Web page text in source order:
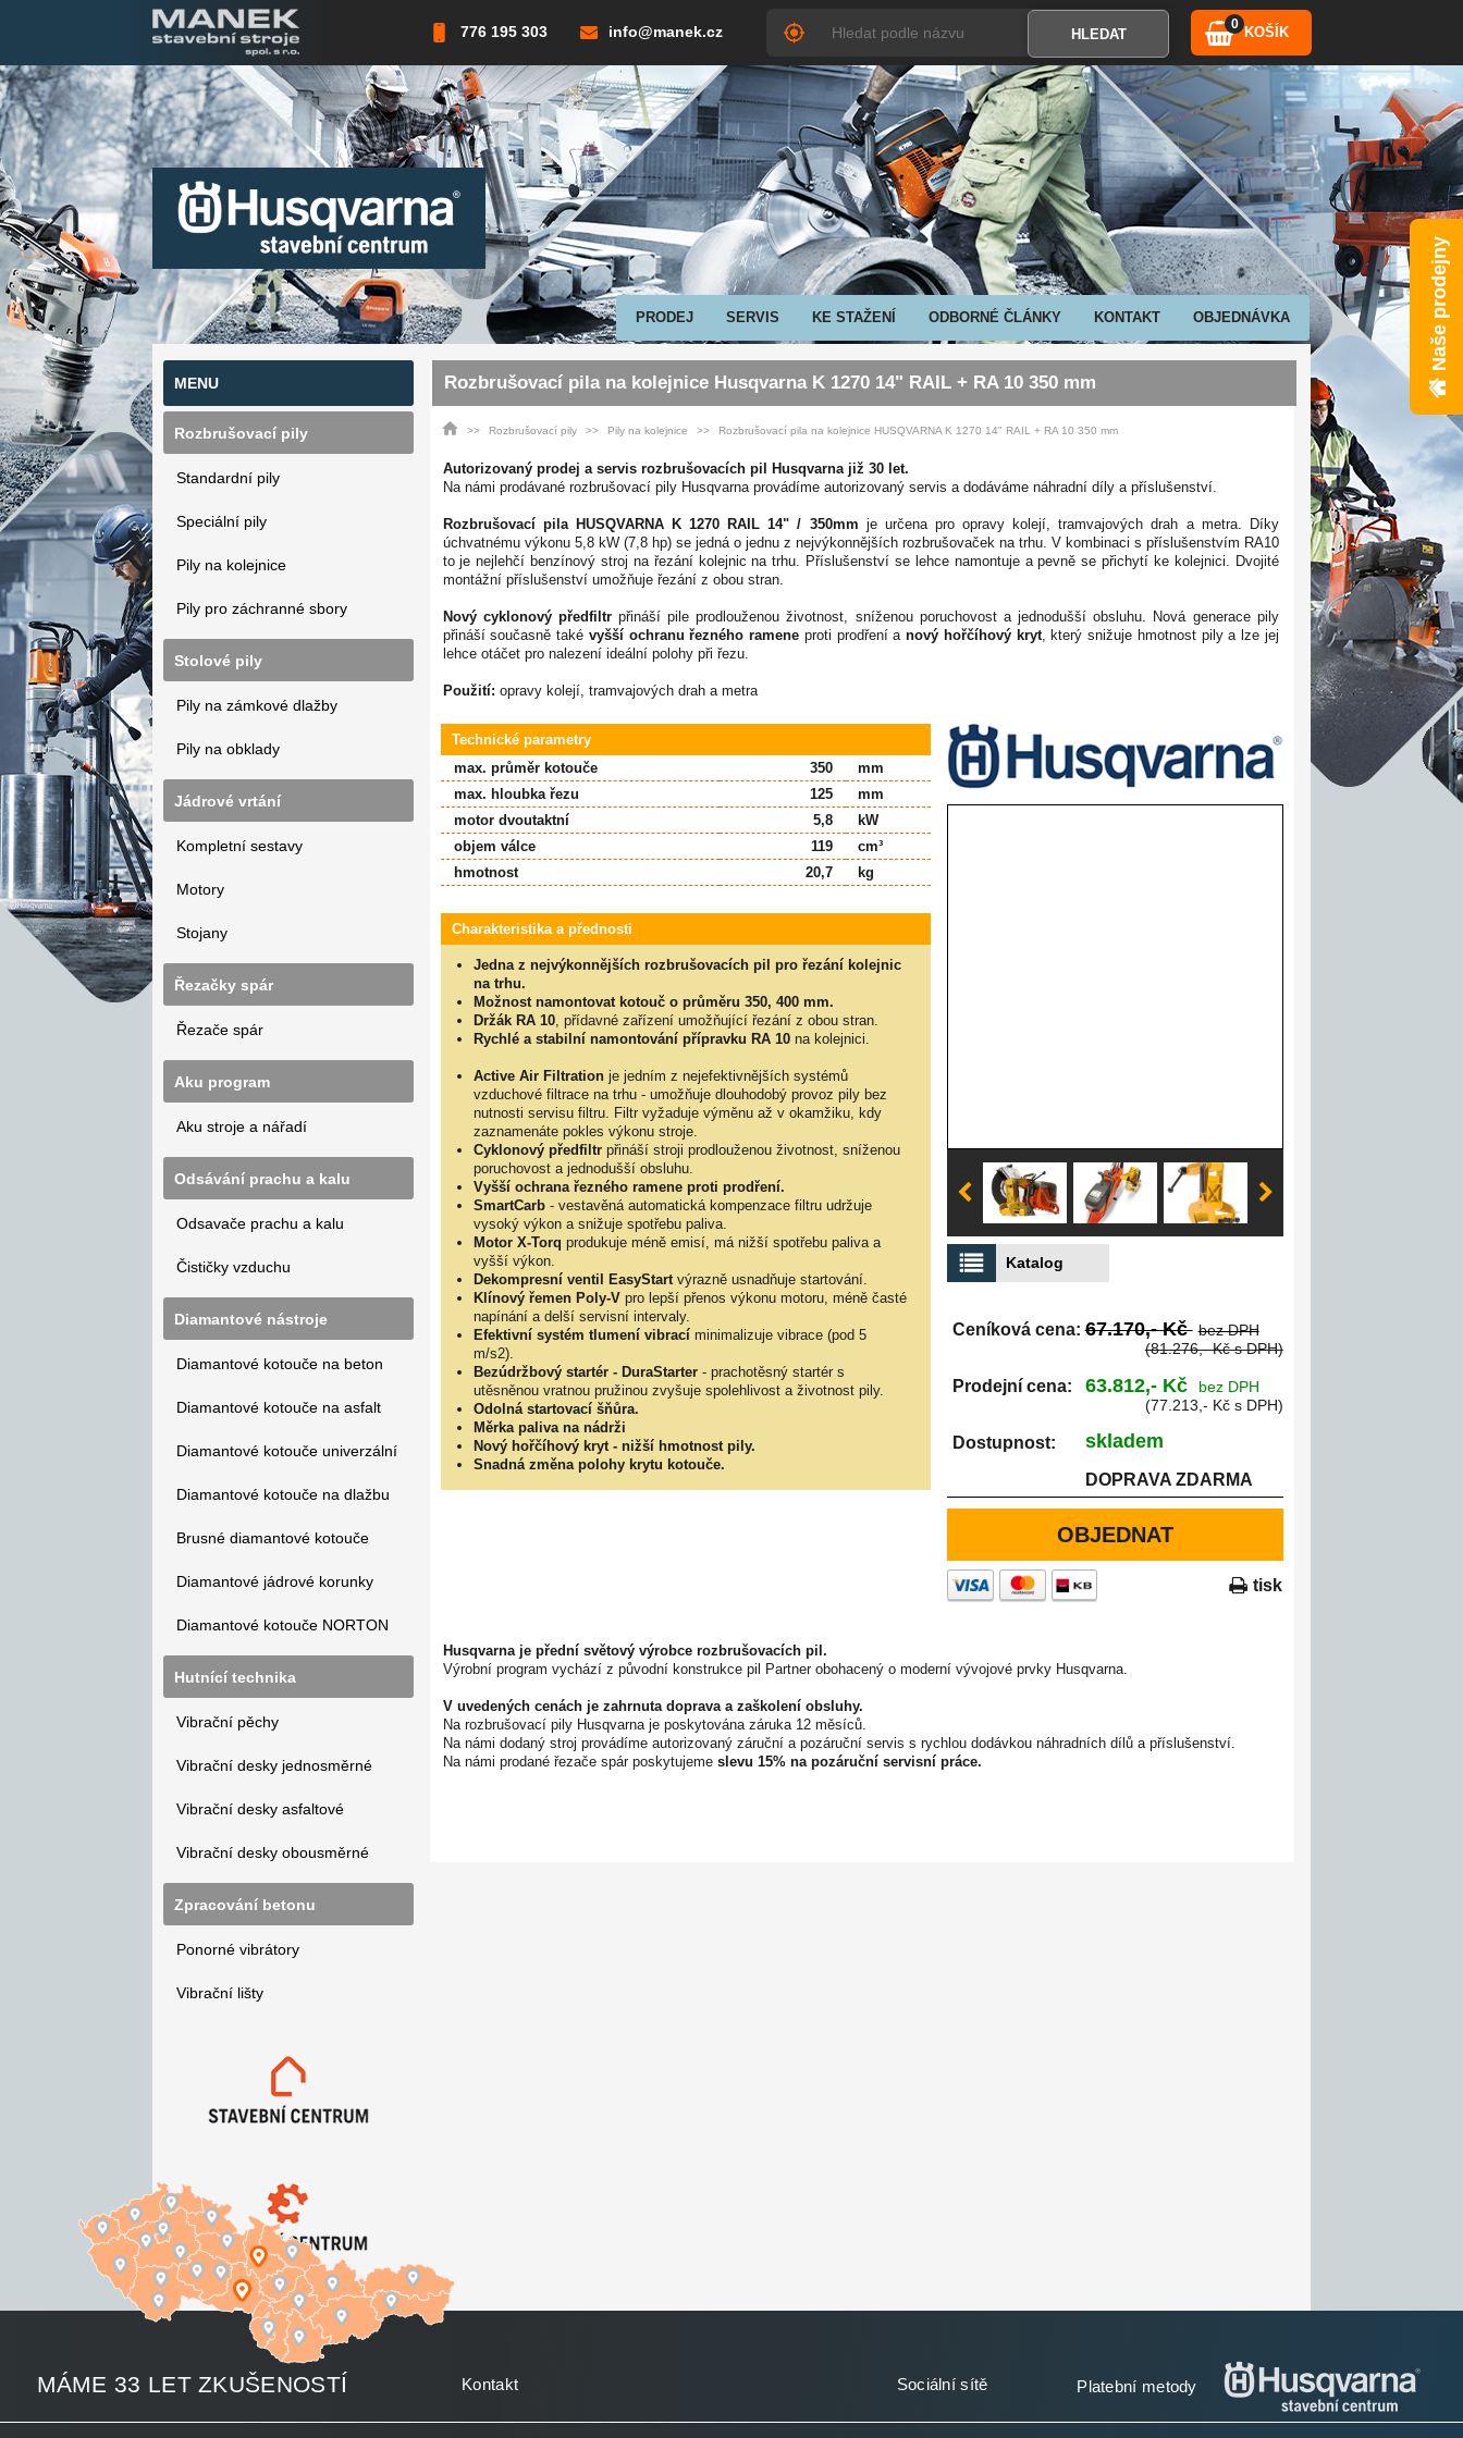
776 195 303 info@manek.cz 0 KOŠÍK
PRODEJ SERVIS KE STAŽENÍ ODBORNÉ ČLÁNKY KONTAKT OBJEDNÁVKA Naše prodejny
MENU
Rozbrušovací pily
Standardní pily
Speciální pily
Pily na kolejnice
Pily pro záchranné sbory
Stolové pily
Pily na zámkové dlažby
Pily na obklady
Jádrové vrtání
Kompletní sestavy
Motory
Stojany
Řezačky spár
Řezače spár
Aku program
Aku stroje a nářadí
Odsávání prachu a kalu
Odsavače prachu a kalu
Čističky vzduchu
Diamantové nástroje
Diamantové kotouče na beton
Diamantové kotouče na asfalt
Diamantové kotouče univerzální
Diamantové kotouče na dlažbu
Brusné diamantové kotouče
Diamantové jádrové korunky
Diamantové kotouče NORTON
Hutnící technika
Vibrační pěchy
Vibrační desky jednosměrné
Vibrační desky asfaltové
Vibrační desky obousměrné
Zpracování betonu
Ponorné vibrátory
Vibrační lišty
Rozbrušovací pila na kolejnice Husqvarna K 1270 14" RAIL + RA 10 350 mm
Rozbrušovací pily Pily na kolejnice Rozbrušovací pila na kolejnice HUSQVARNA K 1270 14" RAIL + RA 10 350 mm
Autorizovaný prodej a servis rozbrušovacích pil Husqvarna již 30 let.
Na námi prodávané rozbrušovací pily Husqvarna provádíme autorizovaný servis a dodáváme náhradní díly a příslušenství.
Rozbrušovací pila HUSQVARNA K 1270 RAIL 14" / 350mm je určena pro opravy kolejí, tramvajových drah a metra. Díky
úchvatnému výkonu 5,8 kW (7,8 hp) se jedná o jednu z nejvýkonnějších rozbrušovaček na trhu. V kombinaci s příslušenstvím RA10
to je nejlehčí benzínový stroj na řezání kolejnic na trhu. Příslušenství se lehce namontuje a pevně se přichytí ke kolejnici. Dvojité
montážní příslušenství umožňuje řezání z obou stran.
Nový cyklonový předfiltrpřináší pile prodlouženou životnost, sníženou poruchovost a jednodušší obsluhu. Nová generace pily
přináší současně také vyšší ochranu řezného ramene proti prodření anový hořčíhový kryt, který snižuje hmotnost pily a lze jej
lehce otáčet pro nalezení ideální polohy při řezu.
Použití: opravy kolejí, tramvajových drah a metra
Technické parametry
max. průměr kotouče
max. hloubka řezu
motor dvoutaktní
objem válce
hmotnost
350
125
5,8
119
20,7
mm
mm
kW
cm³
kg
Charakteristika a přednosti
Jedna z nejvýkonnějších rozbrušovacích pil pro řezáníkolejnic
na trhu.
Možnost namontovat kotouč o průměru 350, 400 mm.
Držák RA 10, přídavné zařízení umožňující řezání z obou stran.
Rychlé a stabilní namontování přípravku RA 10 na kolejnici.
Active Air Filtrationje jedním z nejefektivnějších systémů
vzduchové filtrace na trhu - umožňuje dlouhodobý provoz pily bez
nutnosti servisu filtru. Filtr vyžaduje výměnu až v okamžiku, kdy
zaznamenáte pokles výkonu stroje.
Cyklonový předfiltrpřináší stroji prodlouženou životnost, sníženou
poruchovost a jednodušší obsluhu.
Vyšší ochrana řezného ramene proti prodření.
SmartCarb- vestavěná automatická kompenzace filtru udržuje
vysoký výkon a snižuje spotřebu paliva.
Motor X-Torq produkuje méně emisí, má nižší spotřebu paliva a
vyšší výkon.
Dekompresní ventil EasyStart výrazně usnadňuje startování.
Klínový řemen Poly-Vpro lepší přenos výkonu motoru, méně časté
napínání a delší servisní intervaly.
Efektivní systém tlumení vibracíminimalizuje vibrace (pod 5
m/s2).
Bezúdržbový startér - DuraStarter- prachotěsný startér s
utěsněnou vratnou pružinou zvyšuje spolehlivost a životnost pily.
Odolná startovací šňůra.
Měrka paliva na nádrži
Nový hořčíhový kryt - nižší hmotnost pily.
Snadná změna polohy krytu kotouče.
Katalog
Ceníková cena: 67.170,- Kč bez DPH
(81.276,- Kč s DPH)
Prodejní cena: 63.812,- Kč
bez DPH
(77.213,- Kč s DPH)
Dostupnost: skladem
DOPRAVA ZDARMA
OBJEDNAT
tisk
Husqvarna je přední světový výrobce rozbrušovacích pil.
Výrobní program vychází z původní konstrukce pil Partner obohacený o moderní vývojové prvky Husqvarna.
V uvedených cenách je zahrnuta doprava a zaškolení obsluhy.
Na rozbrušovací pily Husqvarna je poskytována záruka 12 měsíců.
Na námi dodaný stroj provádíme autorizovaný záruční a pozáruční servis s rychlou dodávkou náhradních dílů a příslušenství.
Na námi prodané řezače spár poskytujeme slevu 15% na pozáruční servisní práce.
MÁME 33 LET ZKUŠENOSTÍ Kontakt Sociální sítě Platební metody